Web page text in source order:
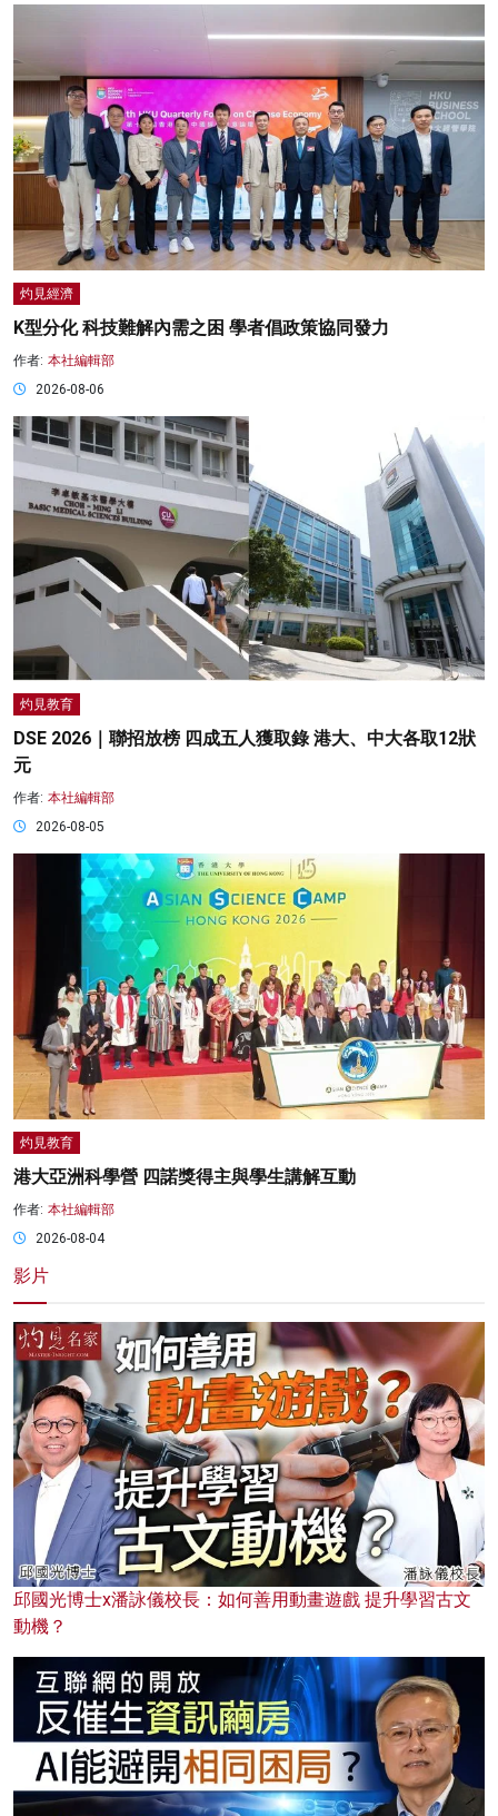
灼見經濟
K型分化 科技難解內需之困 學者倡政策協同發力
作者: 本社編輯部
2026-08-06
灼見教育
DSE 2026｜聯招放榜 四成五人獲取錄 港大、中大各取12狀
元
作者: 本社編輯部
2026-08-05
灼見教育
港大亞洲科學營 四諾獎得主與學生講解互動
作者: 本社編輯部
2026-08-04
影片
邱國光博士x潘詠儀校長：如何善用動畫遊戲 提升學習古文
動機？